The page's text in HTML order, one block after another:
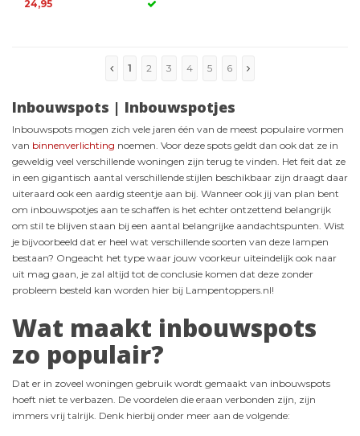
24,95
1 2 3 4 5 6
Inbouwspots | Inbouwspotjes
Inbouwspots mogen zich vele jaren één van de meest populaire vormen
van binnenverlichting noemen. Voor deze spots geldt dan ook dat ze in
geweldig veel verschillende woningen zijn terug te vinden. Het feit dat ze
in een gigantisch aantal verschillende stijlen beschikbaar zijn draagt daar
uiteraard ook een aardig steentje aan bij. Wanneer ook jij van plan bent
om inbouwspotjes aan te schaffen is het echter ontzettend belangrijk
om stil te blijven staan bij een aantal belangrijke aandachtspunten. Wist
je bijvoorbeeld dat er heel wat verschillende soorten van deze lampen
bestaan? Ongeacht het type waar jouw voorkeur uiteindelijk ook naar
uit mag gaan, je zal altijd tot de conclusie komen dat deze zonder
probleem besteld kan worden hier bij Lampentoppers.nl!
Wat maakt inbouwspots
zo populair?
Dat er in zoveel woningen gebruik wordt gemaakt van inbouwspots
hoeft niet te verbazen. De voordelen die eraan verbonden zijn, zijn
immers vrij talrijk. Denk hierbij onder meer aan de volgende: